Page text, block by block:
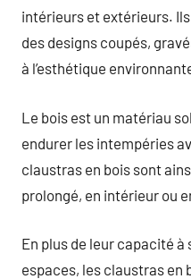
intérieurs et extérieurs.
des designs coupés,
à l’esthétique
Le bois est un matériau
endurer les intempéries
claustras en bois sont
prolongé, en intérieur ou
En plus de leur capacité
espaces, les claustras en